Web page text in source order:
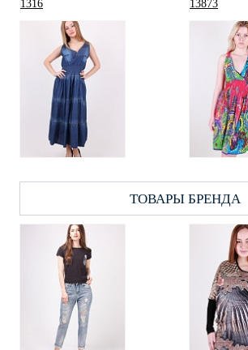
ТОВАРЫ БРЕНДА